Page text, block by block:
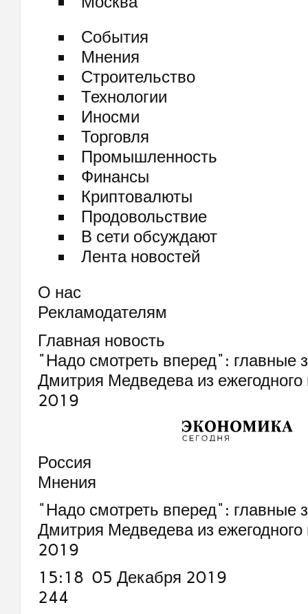
События
Мнения
Строительство
Технологии
Иносми
Торговля
Промышленность
Финансы
Криптовалюты
Продовольствие
В сети обсуждают
Лента новостей
О нас
Рекламодателям
Главная новость
"Надо смотреть вперед": главные
Дмитрия Медведева из
2019
Россия
Мнения
"Надо смотреть вперед": главные
Дмитрия Медведева из
2019
15:18 05 Декабря 2019
244